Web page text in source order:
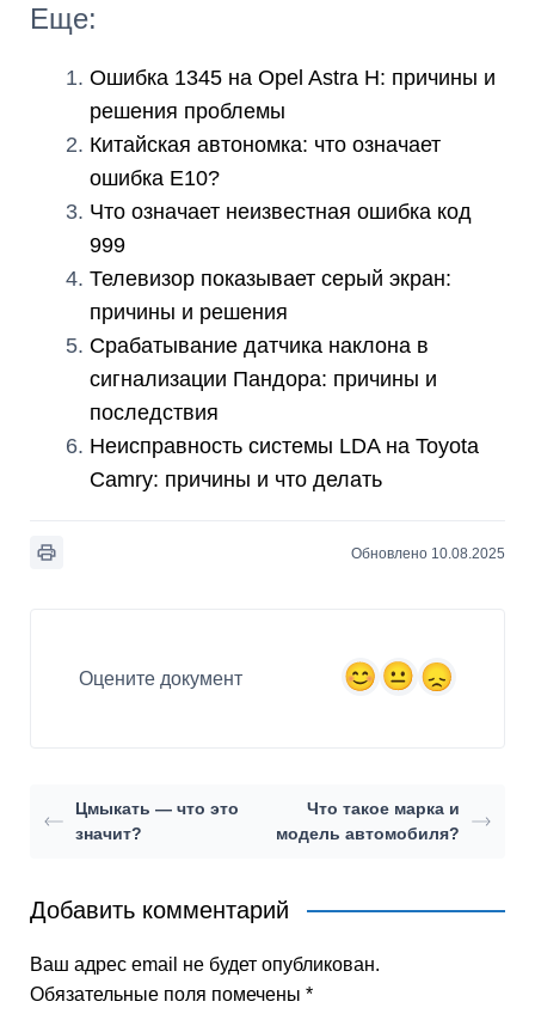
Еще:
Ошибка 1345 на Opel Astra H: причины и
решения проблемы
Китайская автономка: что означает
ошибка E10?
Что означает неизвестная ошибка код
999
Телевизор показывает серый экран:
причины и решения
Срабатывание датчика наклона в
сигнализации Пандора: причины и
последствия
Неисправность системы LDA на Toyota
Camry: причины и что делать
Обновлено 10.08.2025
Оцените документ
Цмыкать — что это
значит?
Что такое марка и
модель автомобиля?
Добавить комментарий
Ваш адрес email не будет опубликован.
Обязательные поля помечены *